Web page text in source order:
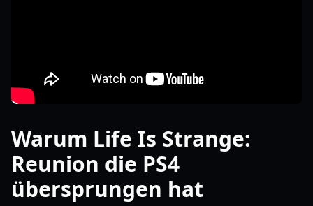
Warum Life Is Strange:
Reunion die PS4
übersprungen hat